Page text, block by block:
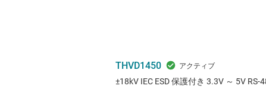
THVD1450
±18kV IEC ESD 保護付き 3.3V ～ 5V RS-